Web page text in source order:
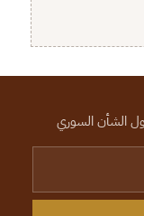
الشأن السوري